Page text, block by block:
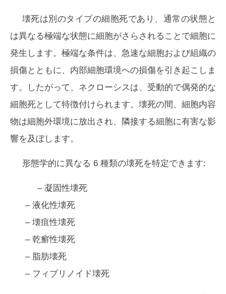
壊死は別のタイプの細胞死であり、通常の状態と
は異なる極端な状態に細胞がさらされることで細胞に
発生します。極端な条件は、急速な細胞および組織の
損傷とともに、内部細胞環境への損傷を引き起こしま
す。したがって、ネクローシスは、受動的で偶発的な
細胞死として特徴付けられます。壊死の間、細胞内容
物は細胞外環境に放出され、隣接する細胞に有害な影
響を及ぼします。
形態学的に異なる 6 種類の壊死を特定できます:
– 凝固性壊死
– 液化性壊死
– 壊疽性壊死
– 乾癬性壊死
– 脂肪壊死
– フィブリノイド壊死